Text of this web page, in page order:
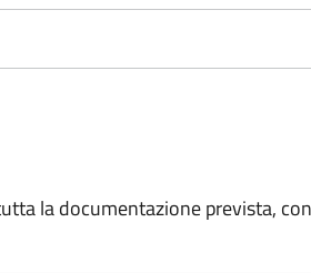
la documentazione prevista,